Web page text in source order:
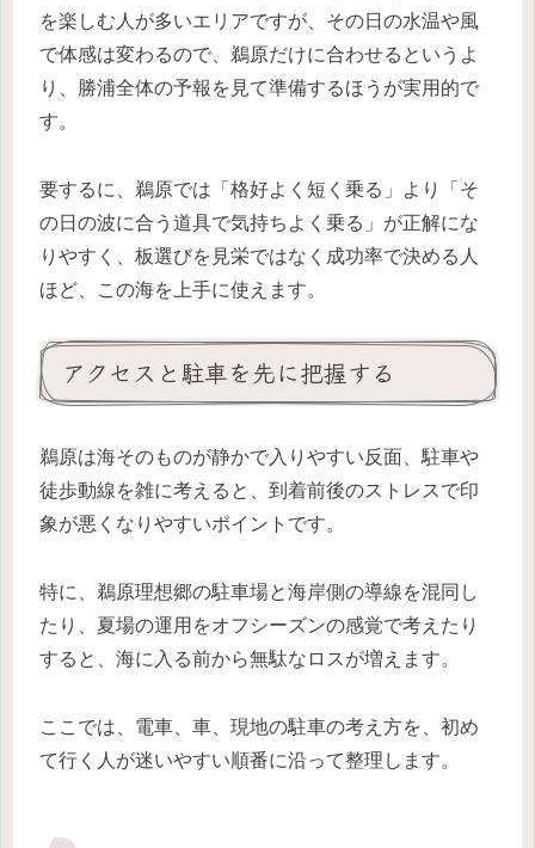
を楽しむ人が多いエリアですが、その日の水温や風
で体感は変わるので、鵜原だけに合わせるというよ
り、勝浦全体の予報を見て準備するほうが実用的で
す。
要するに、鵜原では「格好よく短く乗る」より「そ
の日の波に合う道具で気持ちよく乗る」が正解にな
りやすく、板選びを見栄ではなく成功率で決める人
ほど、この海を上手に使えます。
アクセスと駐車を先に把握する
鵜原は海そのものが静かで入りやすい反面、駐車や
徒歩動線を雑に考えると、到着前後のストレスで印
象が悪くなりやすいポイントです。
特に、鵜原理想郷の駐車場と海岸側の導線を混同し
たり、夏場の運用をオフシーズンの感覚で考えたり
すると、海に入る前から無駄なロスが増えます。
ここでは、電車、車、現地の駐車の考え方を、初め
て行く人が迷いやすい順番に沿って整理します。